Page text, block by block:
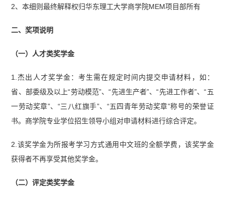
2、本细则最终解释权归华东理工大学商学院MEM项目部所有
二、奖项说明
（一）人才类奖学金
1.杰出人才奖学金：考生需在规定时间内提交申请材料，如：
省、部委级及以上“劳动模范”、“先进生产者”、“先进工作者”、“五
一劳动奖章”、“三八红旗手”、“五四青年劳动奖章”称号的荣誉证
书。商学院专业学位招生领导小组对申请材料进行综合评定。
2.该奖学金为所报考学习方式通用中文班的全额学费，该奖学金
获得者不再享受其他奖学金。
（二）评定类奖学金